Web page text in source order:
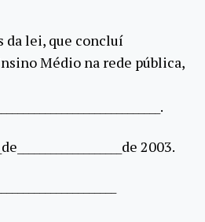
da lei, que concluí
Ensino Médio na rede pública,
2003.